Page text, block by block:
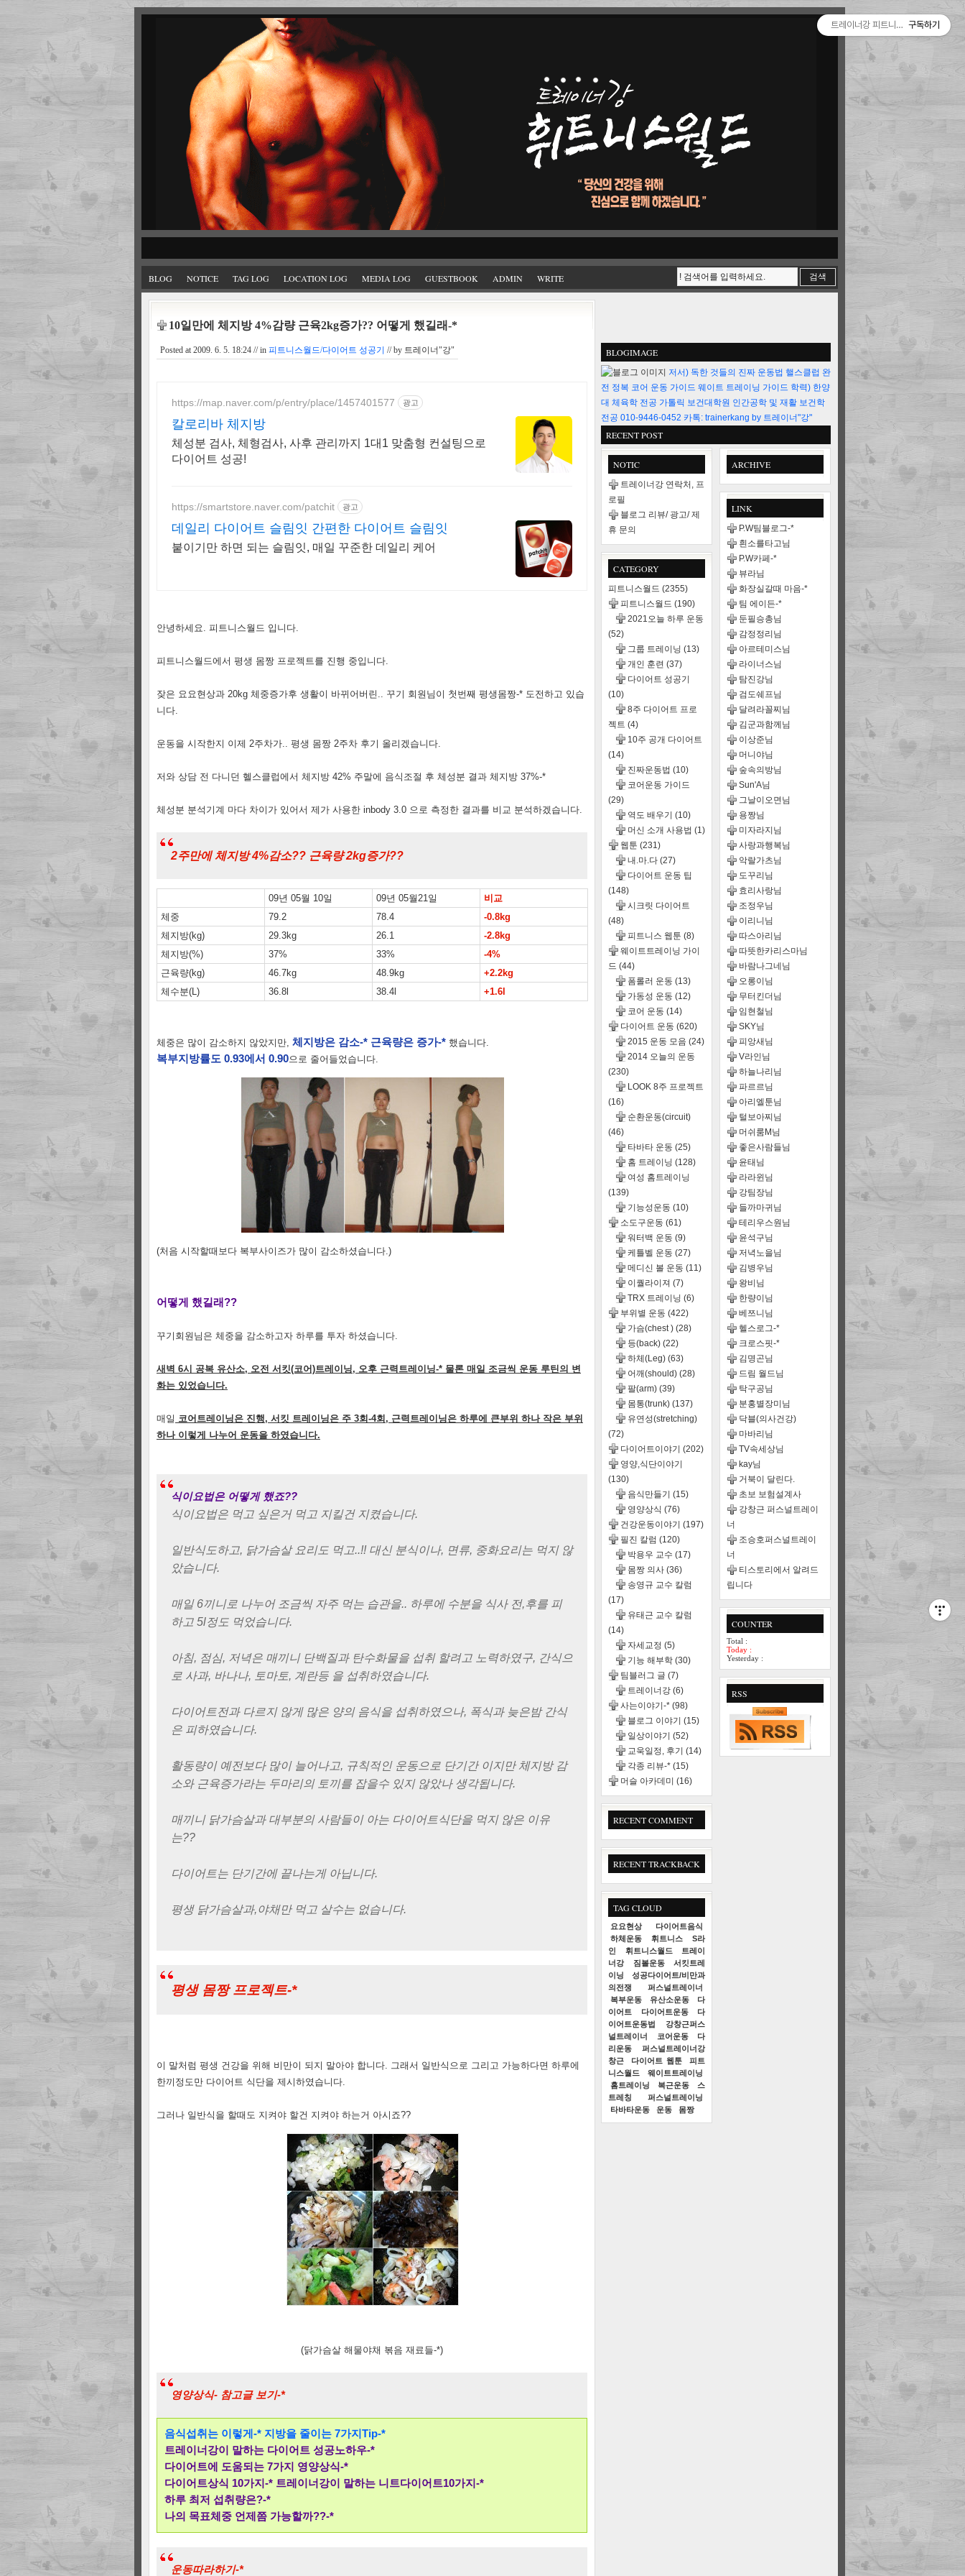
BLOG NOTICE TAG LOG LOCATION LOG MEDIA LOG GUESTBOOK ADMIN WRITE
10일만에 체지방 4%감량 근육2kg증가?? 어떻게 했길래-*
Posted at 2009. 6. 5. 18:24 // in 피트니스월드/다이어트 성공기 // by 트레이너"강"
https://map.naver.com/p/entry/place/1457401577 광고
칼로리바 체지방
체성분 검사, 체형검사, 사후 관리까지 1대1 맞춤형 컨설팅으로
다이어트 성공!
https://smartstore.naver.com/patchit 광고
데일리 다이어트 슬림잇 간편한 다이어트 슬림잇
붙이기만 하면 되는 슬림잇, 매일 꾸준한 데일리 케어
안녕하세요. 피트니스월드 입니다.
피트니스월드에서 평생 몸짱 프로젝트를 진행 중입니다.
잦은 요요현상과 20kg 체중증가후 생활이 바뀌어버린.. 꾸기 회원님이 첫번째 평생몸짱-* 도전하고 있습
니다.
운동을 시작한지 이제 2주차가.. 평생 몸짱 2주차 후기 올리겠습니다.
저와 상담 전 다니던 헬스클럽에서 체지방 42% 주말에 음식조절 후 체성분 결과 체지방 37%-*
체성분 분석기계 마다 차이가 있어서 제가 사용한 inbody 3.0 으로 측정한 결과를 비교 분석하겠습니다.
2주만에 체지방 4%감소?? 근육량 2kg증가??
09년 05월 10일 09년 05월21일
비교
체중
79.2 78.4
-0.8kg
체지방(kg)
29.3kg 26.1
-2.8kg
체지방(%)
37% 33%
-4%
근육량(kg)
46.7kg 48.9kg
+2.2kg
체수분(L)
36.8l 38.4l +1.6l
체중은 많이 감소하지 않았지만, 체지방은 감소-* 근육량은 증가-* 했습니다.
복부지방률도 0.93에서 0.90으로 줄어들었습니다.
(처음 시작할때보다 복부사이즈가 많이 감소하셨습니다.)
어떻게 했길래??
꾸기회원님은 체중을 감소하고자 하루를 투자 하셨습니다.
새벽 6시 공복 유산소, 오전 서킷(코어)트레이닝, 오후 근력트레이닝-* 물론 매일 조금씩 운동 루틴의 변
화는 있었습니다.
매일 코어트레이닝은 진행, 서킷 트레이닝은 주 3회-4회, 근력트레이닝은 하루에 큰부위 하나 작은 부위
하나 이렇게 나누어 운동을 하였습니다.
식이요법은 어떻게 했죠??
식이요법은 먹고 싶은거 먹고 지킬건 지켰습니다.
일반식도하고, 닭가슴살 요리도 먹고..!! 대신 분식이나, 면류, 중화요리는 먹지 않
았습니다.
매일 6끼니로 나누어 조금씩 자주 먹는 습관을.. 하루에 수분을 식사 전,후를 피
하고 5l정도 먹었습니다.
아침, 점심, 저녁은 매끼니 단백질과 탄수화물을 섭취 할려고 노력하였구, 간식으
로 사과, 바나나, 토마토, 계란등 을 섭취하였습니다.
다이어트전과 다르지 않게 많은 양의 음식을 섭취하였으나, 폭식과 늦은밤 간식
은 피하였습니다.
활동량이 예전보다 많이 늘어나고, 규칙적인 운동으로 단기간 이지만 체지방 감
소와 근육증가라는 두마리의 토끼를 잡을수 있지 않았나 생각됩니다.
매끼니 닭가슴살과 대부분의 사람들이 아는 다이어트식단을 먹지 않은 이유
는??
다이어트는 단기간에 끝나는게 아닙니다.
평생 닭가슴살과,야채만 먹고 살수는 없습니다.
평생 몸짱 프로젝트-*
이 말처럼 평생 건강을 위해 비만이 되지 말아야 합니다. 그래서 일반식으로 그리고 가능하다면 하루에
한끼정도만 다이어트 식단을 제시하였습니다.
그러나 일반식을 할때도 지켜야 할건 지켜야 하는거 아시죠??
(닭가슴살 해물야채 볶음 재료들-*)
영양상식- 참고글 보기-*
음식섭취는 이렇게-* 지방을 줄이는 7가지Tip-*
트레이너강이 말하는 다이어트 성공노하우-*
다이어트에 도움되는 7가지 영양상식-*
다이어트상식 10가지-* 트레이너강이 말하는 니트다이어트10가지-*
하루 최저 섭취량은?-*
나의 목표체중 언제쯤 가능할까??-*
운동따라하기-*
BLOGIMAGE
저서) 독한 것들의 진짜 운동법 핼스클럽 완
전 정복 코어 운동 가이드 웨이트 트레이닝 가이드 학력) 한양
대 체육학 전공 가톨릭 보건대학원 인간공학 및 재활 보건학
전공 010-9446-0452 카톡: trainerkang by 트레이너"강"
RECENT POST
ARCHIVE
LINK
P.W팀블로그-*
흰소를타고님
P.W카페-*
뷰라님
화장실갈때 마음-*
팀 에이든-*
둔필승총님
감정정리님
아르테미스님
라이너스님
탐진강님
검도쉐프님
달려라꼴찌님
김군과함께님
이상준님
머니야님
숲속의방님
Sun'A님
그날이오면님
용짱님
미자라지님
사랑과행복님
악랄가츠님
도꾸리님
효리사랑님
조정우님
이리니님
따스아리님
따뜻한카리스마님
바람나그네님
오롱이님
무터킨더님
임현철님
SKY님
피앙새님
V라인님
하늘나리님
파르르님
아리엘툰님
털보아찌님
머쉬룸M님
좋은사람들님
윤태님
라라윈님
강팀장님
들까마귀님
테리우스원님
윤석구님
저녁노을님
김병우님
왕비님
한량이님
베쯔니님
헬스로그-*
크로스핏-*
김명곤님
드림 월드님
탁구공님
분홍별장미님
닥블(의사건강)
마바리님
TV속세상님
kay님
거북이 달린다.
초보 보험설계사
강창근 퍼스널트레이
너
조승호퍼스널트레이
너
티스토리에서 알려드
립니다
COUNTER
Total :
Today :
Yesterday :
RSS
NOTIC
트레이너강 연락처, 프
로필
블로그 리뷰/ 광고/ 제
휴 문의
CATEGORY
피트니스월드 (2355)
피트니스월드 (190)
2021오늘 하루 운동
(52)
그룹 트레이닝 (13)
개인 훈련 (37)
다이어트 성공기
(10)
8주 다이어트 프로
젝트 (4)
10주 공개 다이어트
(14)
진짜운동법 (10)
코어운동 가이드
(29)
역도 배우기 (10)
머신 소개 사용법 (1)
웹툰 (231)
내.마.다 (27)
다이어트 운동 팁
(148)
시크릿 다이어트
(48)
피트니스 웹툰 (8)
웨이트트레이닝 가이
드 (44)
폼롤러 운동 (13)
가동성 운동 (12)
코어 운동 (14)
다이어트 운동 (620)
2015 운동 모음 (24)
2014 오늘의 운동
(230)
LOOK 8주 프로젝트
(16)
순환운동(circuit)
(46)
타바타 운동 (25)
홈 트레이닝 (128)
여성 홈트레이닝
(139)
기능성운동 (10)
소도구운동 (61)
워터백 운동 (9)
케틀벨 운동 (27)
메디신 볼 운동 (11)
이퀄라이져 (7)
TRX 트레이닝 (6)
부위별 운동 (422)
가슴(chest ) (28)
등(back) (22)
하체(Leg) (63)
어깨(should) (28)
팔(arm) (39)
몸통(trunk) (137)
유연성(stretching)
(72)
다이어트이야기 (202)
영양,식단이야기
(130)
음식만들기 (15)
영양상식 (76)
건강운동이야기 (197)
필진 칼럼 (120)
박용우 교수 (17)
몸짱 의사 (36)
송영규 교수 칼럼
(17)
유태근 교수 칼럼
(14)
자세교정 (5)
기능 해부학 (30)
팀블러그 글 (7)
트레이너강 (6)
사는이야기-* (98)
블로그 이야기 (15)
일상이야기 (52)
교욱일정, 후기 (14)
각종 리뷰-* (15)
머슬 아카데미 (16)
RECENT COMMENT
RECENT TRACKBACK
TAG CLOUD
요요현상
다이어트음식
하체운동
휘트니스
S라
인
휘트니스월드
트레이
너강
짐볼운동
서킷트레
이닝
성공다이어트/비만과
의전쟁
퍼스널트레이너
복부운동
유산소운동
다
이어트
다이어트운동
다
이어트운동법
강창근퍼스
널트레이너
코어운동
다
리운동
퍼스널트레이너강
창근
다이어트 웹툰
피트
니스월드
웨이트트레이닝
홈트레이닝
복근운동
스
트레칭
퍼스널트레이닝
타바타운동
운동 몸짱
트레이너강 피트니스월드구독하기